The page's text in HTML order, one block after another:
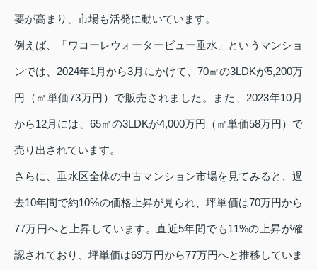
要が高まり、市場も活発に動いています。
例えば、「ワコーレウォータービュー垂水」というマンショ
ンでは、2024年1月から3月にかけて、70㎡の3LDKが5,200万
円（㎡単価73万円）で販売されました。また、2023年10月
から12月には、65㎡の3LDKが4,000万円（㎡単価58万円）で
売り出されています。
さらに、垂水区全体の中古マンション市場を見てみると、過
去10年間で約10%の価格上昇が見られ、坪単価は70万円から
77万円へと上昇しています。直近5年間でも11%の上昇が確
認されており、坪単価は69万円から77万円へと推移していま